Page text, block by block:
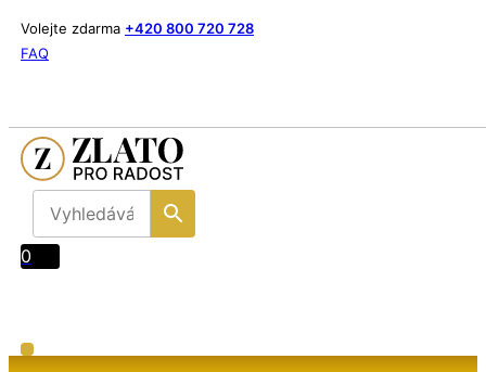
Volejte zdarma +420 800 720 728
FAQ
0